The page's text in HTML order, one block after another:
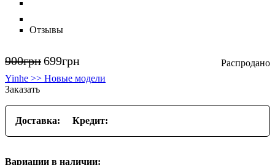
Отзывы
900грн699грн
Yinhe >> Новые модели
Заказать
Доставка: Кредит:
Вариации в наличии: